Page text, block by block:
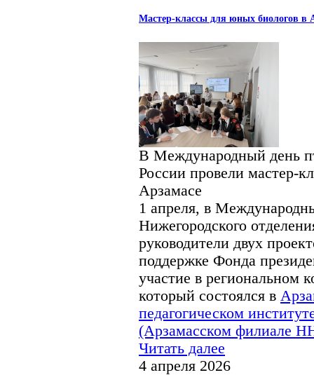
Мастер-классы для юных биологов в
В Международный день
России провели мастер-
Арзамасе
1 апреля, в
Нижегородского
руководители двух
поддержке Фонда
участие в региональном
который состоялся в
педагогическом
(Арзамасском филиале
Читать далее
4 апреля 2026